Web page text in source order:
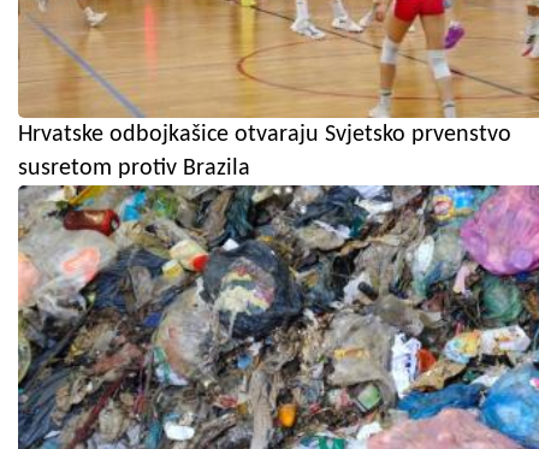
Hrvatske odbojkašice otvaraju Svjetsko prvenstvo
susretom protiv Brazila